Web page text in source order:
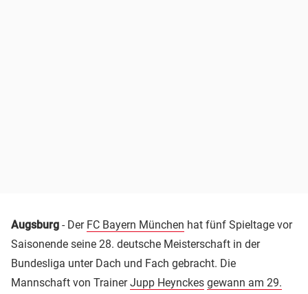
Augsburg - Der FC Bayern München hat fünf Spieltage vor
Saisonende seine 28. deutsche Meisterschaft in der
Bundesliga unter Dach und Fach gebracht. Die
Mannschaft von TrainerJupp Heynckes gewann am 29.